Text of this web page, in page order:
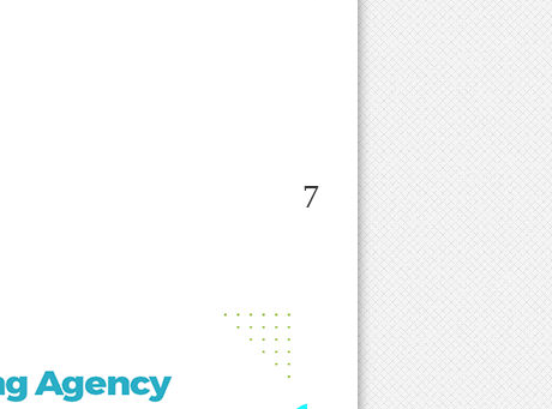
7